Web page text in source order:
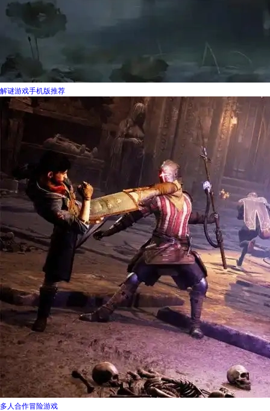
解谜游戏手机版推荐
多人合作冒险游戏